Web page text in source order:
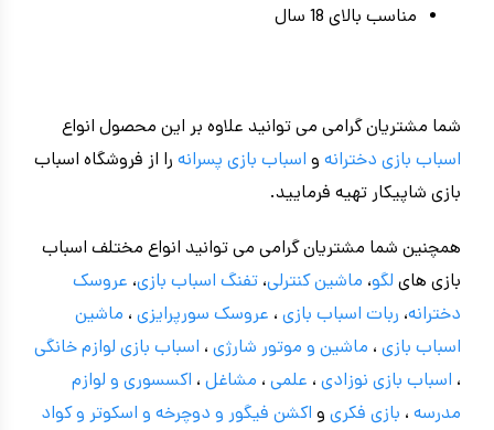
مناسب بالای 18 سال
شما مشتریان گرامی می توانید علاوه بر این محصول انواع
اسباب بازی دخترانه و اسباب بازی پسرانه را از فروشگاه اسباب
بازی شاپیکار تهیه فرمایید.
همچنین شما مشتریان گرامی می توانید انواع مختلف اسباب
بازی های لگو، ماشین کنترلی، تفنگ اسباب بازی، عروسک
دخترانه، ربات اسباب بازی ، عروسک سورپرایزی ، ماشین
اسباب بازی ، ماشین و موتور شارژی ، اسباب بازی لوازم خانگی
، اسباب بازی نوزادی ، علمی ، مشاغل ، اکسسوری و لوازم
مدرسه ، بازی فکری و اکشن فیگور و دوچرخه و اسکوتر و کواد